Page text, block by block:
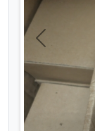
Anterior